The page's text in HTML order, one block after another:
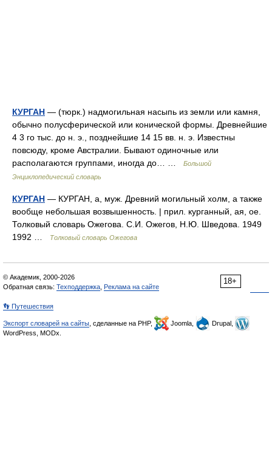
КУРГАН — (тюрк.) надмогильная насыпь из земли или камня,
обычно полусферической или конической формы. Древнейшие
4 3 го тыс. до н. э., позднейшие 14 15 вв. н. э. Известны
повсюду, кроме Австралии. Бывают одиночные или
располагаются группами, иногда до… …
Большой
Энциклопедический словарь
КУРГАН — КУРГАН, а, муж. Древний могильный холм, а также
вообще небольшая возвышенность. | прил. курганный, ая, ое.
Толковый словарь Ожегова. С.И. Ожегов, Н.Ю. Шведова. 1949
1992 …
Толковый словарь Ожегова
18+
© Академик, 2000-2026
Обратная связь: Техподдержка Реклама на сайте
👣 Путешествия
Экспорт словарей на сайты , сделанные на PHP, Joomla,
Drupal,
WordPress, MODx.